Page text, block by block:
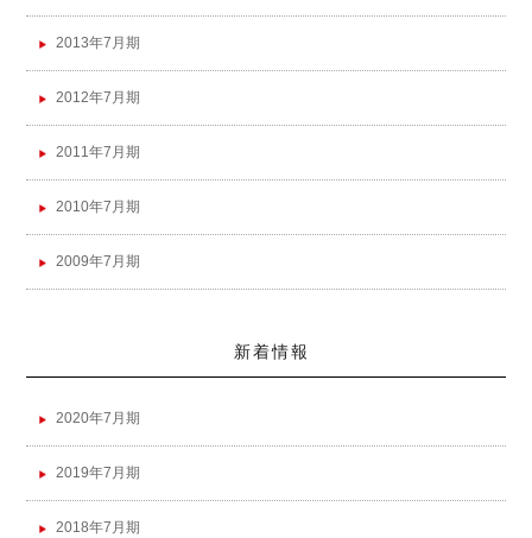
2013年7月期
2012年7月期
2011年7月期
2010年7月期
2009年7月期
新着情報
2020年7月期
2019年7月期
2018年7月期